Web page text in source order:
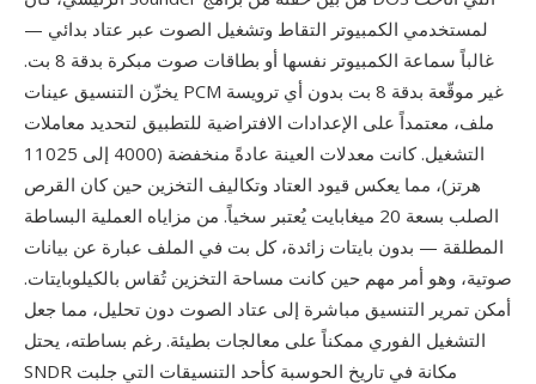
لمستخدمي الكمبيوتر التقاط وتشغيل الصوت عبر عتاد بدائي —
غالباً سماعة الكمبيوتر نفسها أو بطاقات صوت مبكرة بدقة 8 بت.
يخزّن التنسيق عينات PCM غير موقّعة بدقة 8 بت بدون أي ترويسة
ملف، معتمداً على الإعدادات الافتراضية للتطبيق لتحديد معاملات
التشغيل. كانت معدلات العينة عادةً منخفضة (4000 إلى 11025
هرتز)، مما يعكس قيود العتاد وتكاليف التخزين حين كان القرص
الصلب بسعة 20 ميغابايت يُعتبر سخياً. من مزاياه العملية البساطة
المطلقة — بدون بايتات زائدة، كل بت في الملف عبارة عن بيانات
صوتية، وهو أمر مهم حين كانت مساحة التخزين تُقاس بالكيلوبايتات.
أمكن تمرير التنسيق مباشرة إلى عتاد الصوت دون تحليل، مما جعل
التشغيل الفوري ممكناً على معالجات بطيئة. رغم بساطته، يحتل
SNDR مكانة في تاريخ الحوسبة كأحد التنسيقات التي جلبت